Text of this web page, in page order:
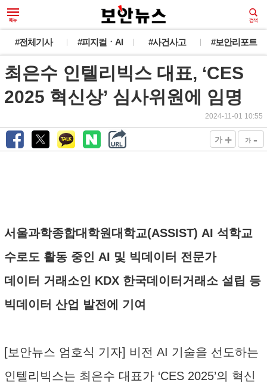
#전체기사 #피지컬ㆍAI #사건사고 #보안리포트
최은수 인텔리빅스 대표, ‘CES
2025 혁신상’ 심사위원에 임명
2024-11-01 10:55
가 + 가 -
서울과학종합대학원대학교(ASSIST) AI 석학교
수로도 활동 중인 AI 및 빅데이터 전문가
데이터 거래소인 KDX 한국데이터거래소 설립 등
빅데이터 산업 발전에 기여
[보안뉴스 엄호식 기자] 비전 AI 기술을 선도하는
인텔리빅스는 최은수 대표가 ‘CES 2025’의 혁신